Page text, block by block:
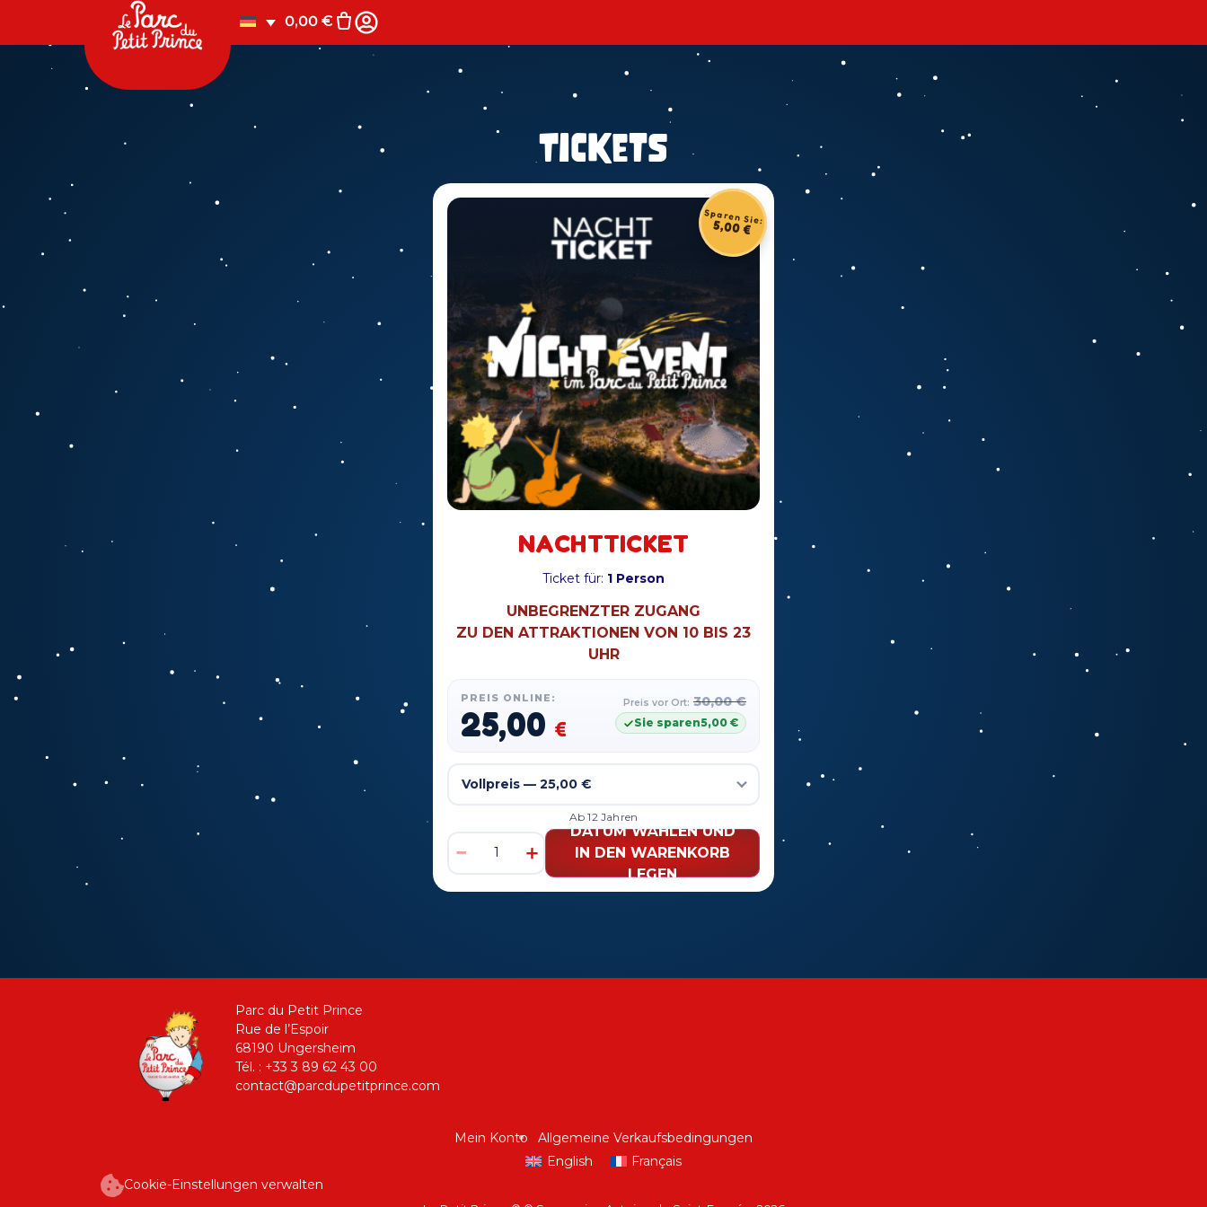
0,00€
Tickets
NACHTTICKET
Ticket für: 1 Person
UNBEGRENZTER ZUGANG
ZU DEN ATTRAKTIONEN VON 10 BIS 23
UHR
Sparen Sie:
5,00€
Preis vor Ort: 30,00€
Sie sparen5,00 €
PREIS ONLINE:
25,00 €
Ab 12 Jahren
− ＋
DATUM WÄHLEN UND
IN DEN WARENKORB
LEGEN
Parc du Petit Prince
Rue de l’Espoir
68190 Ungersheim
Tél. : +33 3 89 62 43 00
contact@parcdupetitprince.com
Mein Konto
Allgemeine Verkaufsbedingungen
English
Français
Cookie-Einstellungen verwalten